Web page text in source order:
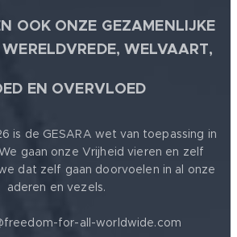
OOK ONZE GEZAMENLIJKE
WELVAART,
EN OVERVLOED
is de GESARA wet van toepassing in
gaan onze Vrijheid vieren en zelf
dat zelf gaan doorvoelen in al onze
aderen en vezels.
for-all-worldwide.com